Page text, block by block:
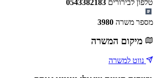
טלפון לבירורים 0543382183
מספר משרה 3980
מיקום המשרה
נווט למשרה